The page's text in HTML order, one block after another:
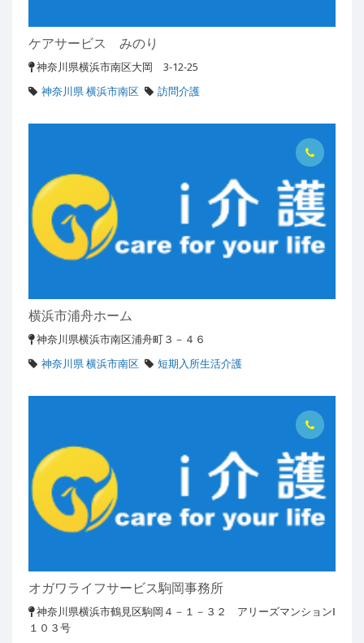
ケアサービス みのり
神奈川県横浜市南区大岡 3-12-25
神奈川県 横浜市南区
訪問介護
横浜市浦舟ホーム
神奈川県横浜市南区浦舟町３－４６
神奈川県 横浜市南区
短期入所生活介護
オガワライフサービス駒岡事務所
神奈川県横浜市鶴見区駒岡４－１－３２ アリーズマンションⅠ
１０３号